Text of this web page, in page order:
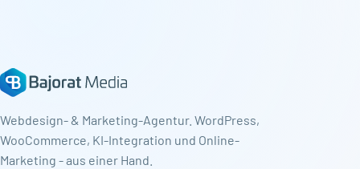
Webdesign- & Marketing-Agentur. WordPress,
WooCommerce, KI-Integration und Online-
Marketing - aus einer Hand.